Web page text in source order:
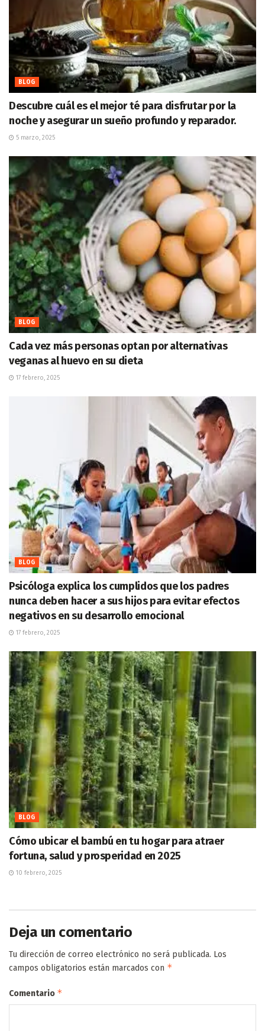
BLOG
Descubre cuál es el mejor té para disfrutar por la
noche y asegurar un sueño profundo y reparador.
5 marzo, 2025
BLOG
Cada vez más personas optan por alternativas
veganas al huevo en su dieta
17 febrero, 2025
BLOG
Psicóloga explica los cumplidos que los padres
nunca deben hacer a sus hijos para evitar efectos
negativos en su desarrollo emocional
17 febrero, 2025
BLOG
Cómo ubicar el bambú en tu hogar para atraer
fortuna, salud y prosperidad en 2025
10 febrero, 2025
Deja un comentario
Tu dirección de correo electrónico no será publicada. Los
campos obligatorios están marcados con *
Comentario *